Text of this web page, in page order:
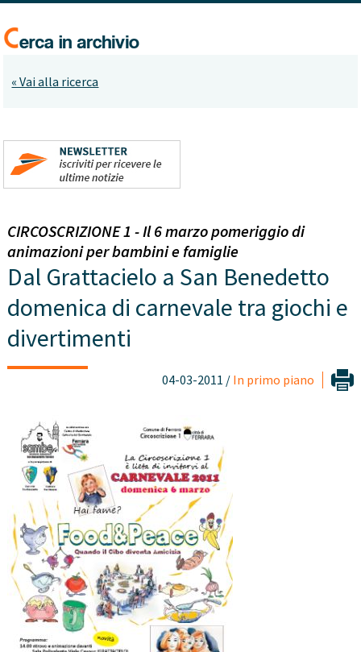
« Vai alla ricerca
CIRCOSCRIZIONE 1 - Il 6 marzo pomeriggio di
animazioni per bambini e famiglie
Dal Grattacielo a San Benedetto
domenica di carnevale tra giochi e
divertimenti
04-03-2011 / In primo piano